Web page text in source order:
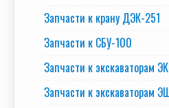
Запчасти к крану ДЭК-251
Запчасти к СБУ-100
Запчасти к экскаваторам
Запчасти к экскаваторам